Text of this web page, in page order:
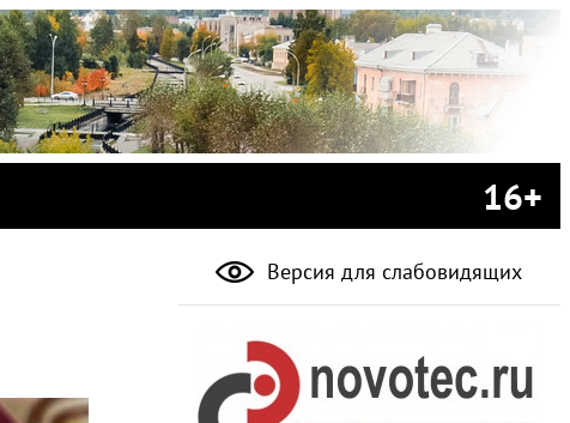
16+
Версия для слабовидящих